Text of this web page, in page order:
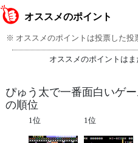
オススメのポイント
※ オススメのポイントは投票した投
オススメのポイントはま
ぴゅう太で一番面白いゲ
の順位
1位 1位